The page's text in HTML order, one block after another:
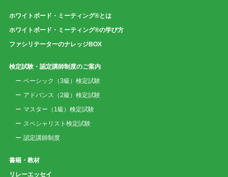
ホワイトボード・ミーティング®とは
ホワイトボード・ミーティング®の学び方
ファシリテーターのナレッジBOX
検定試験・認定講師制度のご案内
ベーシック（3級）検定試験
アドバンス（2級）検定試験
マスター（1級）検定試験
スペシャリスト検定試験
認定講師制度
書籍・教材
リレーエッセイ